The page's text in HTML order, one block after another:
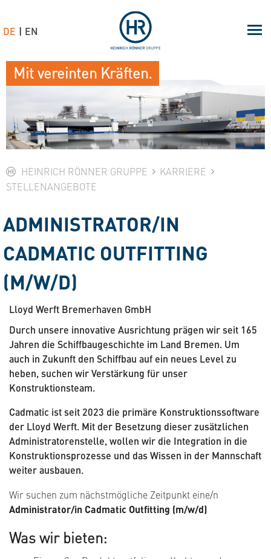
HEINRICH RÖNNER GRUPPE
KARRIERE
STELLENANGEBOTE
ADMINISTRATOR/IN
CADMATIC OUTFITTING
(M/W/D)
Lloyd Werft Bremerhaven GmbH
Durch unsere innovative Ausrichtung prägen wir seit 165
Jahren die Schiffbaugeschichte im Land Bremen. Um
auch in Zukunft den Schiffbau auf ein neues Level zu
heben, suchen wir Verstärkung für unser
Konstruktionsteam.
Cadmatic ist seit 2023 die primäre Konstruktionssoftware
der Lloyd Werft. Mit der Besetzung dieser zusätzlichen
Administratorenstelle, wollen wir die Integration in die
Konstruktionsprozesse und das Wissen in der Mannschaft
weiter ausbauen.
Wir suchen zum nächstmögliche Zeitpunkt eine/n
Administrator/in Cadmatic Outfitting (m/w/d)
Was wir bieten:
Mit vereinten Kräften.
DE EN